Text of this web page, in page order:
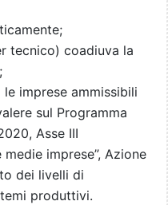
tecnico) coadiuva la
imprese ammissibili
sul Programma
Asse III
imprese”, Azione
dei livelli di
produttivi.